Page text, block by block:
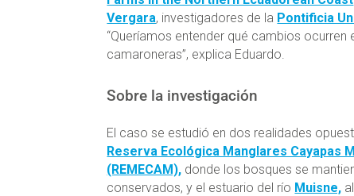
Vergara, investigadores de la Pontificia
“Queríamos entender qué cambios
camaroneras”, explica Eduardo.
Sobre la investigación
El caso se estudió en dos realidades
Reserva Ecológica Manglares Cayapas
(REMECAM), donde los bosques se
conservados, y el estuario del río Muisne,